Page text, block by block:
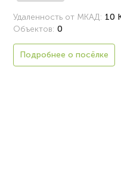
Удаленность от МКАД: 10
Объектов: 0
Подробнее о посёлке